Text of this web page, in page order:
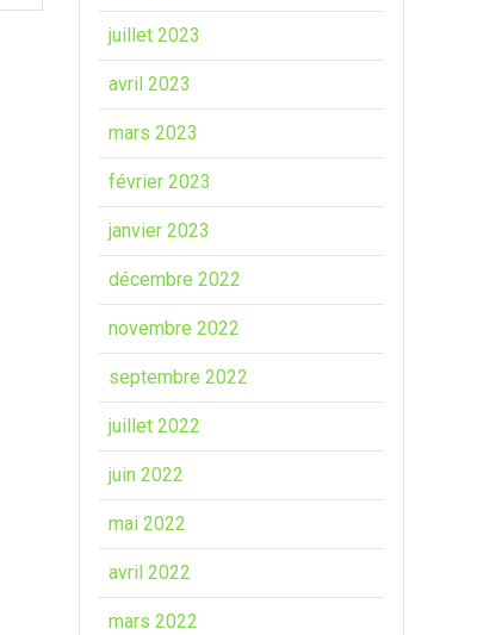
juillet 2023
avril 2023
mars 2023
février 2023
janvier 2023
décembre 2022
novembre 2022
septembre 2022
juillet 2022
juin 2022
mai 2022
avril 2022
mars 2022